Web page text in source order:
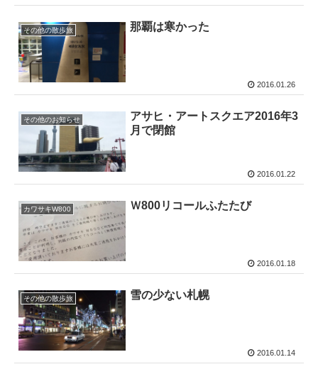
その他の散歩旅 那覇は寒かった
2016.01.26
その他のお知らせ
アサヒ・アートスクエア2016年3
月で閉館
2016.01.22
カワサキW800 Ｗ800リコールふたたび
2016.01.18
その他の散歩旅 雪の少ない札幌
2016.01.14